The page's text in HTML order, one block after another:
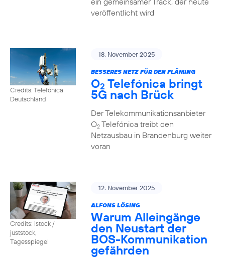
veröffentlicht wird
Credits: Telefónica
Deutschland
18. November 2025
BESSERES NETZ FÜR DEN FLÄMING
O2 Telefónica bringt
5G nach Brück
Der Telekommunikationsanbieter
O2Telefónica treibt den
Netzausbau in Brandenburg weiter
voran
Credits: istock /
juststock,
Tagesspiegel
12. November 2025
ALFONS LÖSING
Warum Alleingänge
den Neustart der
BOS-Kommunikation
gefährden